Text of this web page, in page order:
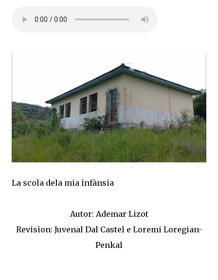
La scola dela mia infànsia
Autor: Ademar Lizot
Revision: Juvenal Dal Castel e Loremi Loregian-
Penkal